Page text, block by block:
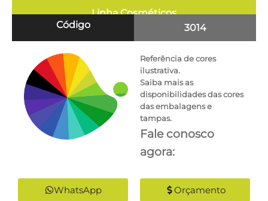
Linha Cosméticos
Código
3014
Referência de cores
ilustrativa.
Saiba mais as
disponibilidades das cores
das embalagens e
tampas.
Fale conosco
agora:
WhatsApp Orçamento